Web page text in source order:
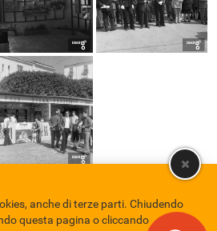
Nazionale
Privacy policy
anche di terze parti. Chiudendo
questa pagina o cliccando